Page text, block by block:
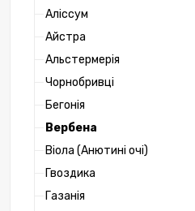
Аліссум
Айстра
Альстермерія
Чорнобривці
Бегонія
Вербена
Віола (Анютині очі)
Гвоздика
Газанія